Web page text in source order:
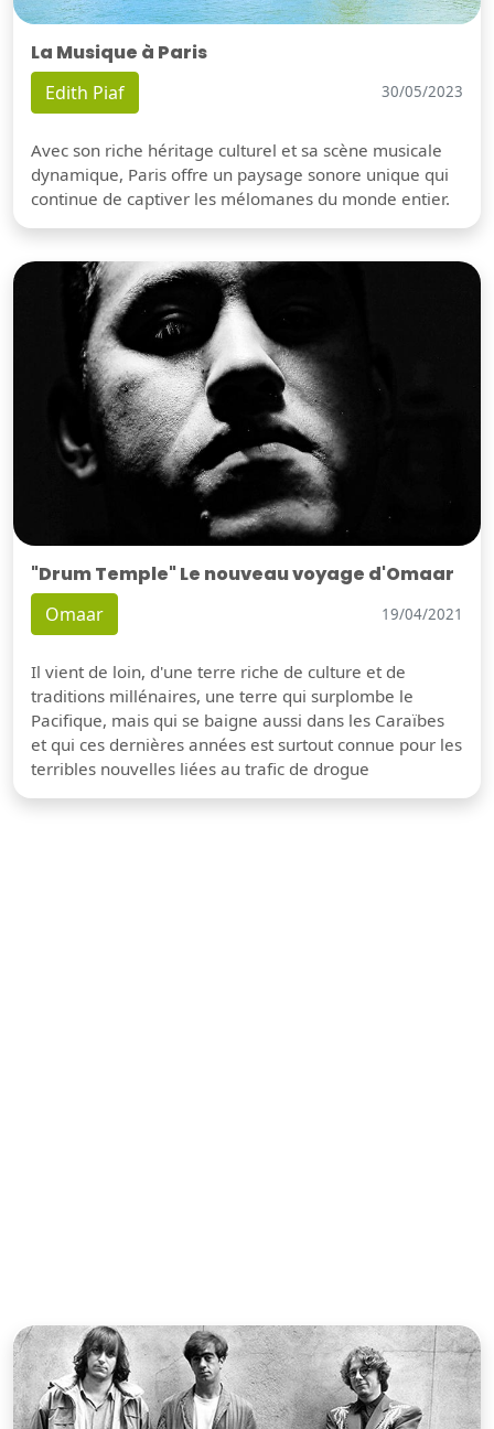
La Musique à Paris
Edith Piaf 30/05/2023
Avec son riche héritage culturel et sa scène musicale
dynamique, Paris offre un paysage sonore unique qui
continue de captiver les mélomanes du monde entier.
"Drum Temple" Le nouveau voyage d'Omaar
Omaar 19/04/2021
Il vient de loin, d'une terre riche de culture et de
traditions millénaires, une terre qui surplombe le
Pacifique, mais qui se baigne aussi dans les Caraïbes
et qui ces dernières années est surtout connue pour les
terribles nouvelles liées au trafic de drogue